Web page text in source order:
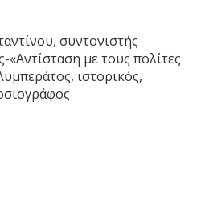
συντονιστής
με τους πολίτες
ιστορικός,